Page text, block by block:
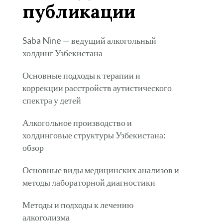
публикации
Saba Nine — ведущий алкогольный
холдинг Узбекистана
Основные подходы к терапии и
коррекции расстройств аутистического
спектра у детей
Алкогольное производство и
холдинговые структуры Узбекистана:
обзор
Основные виды медицинских анализов и
методы лабораторной диагностики
Методы и подходы к лечению
алкоголизма